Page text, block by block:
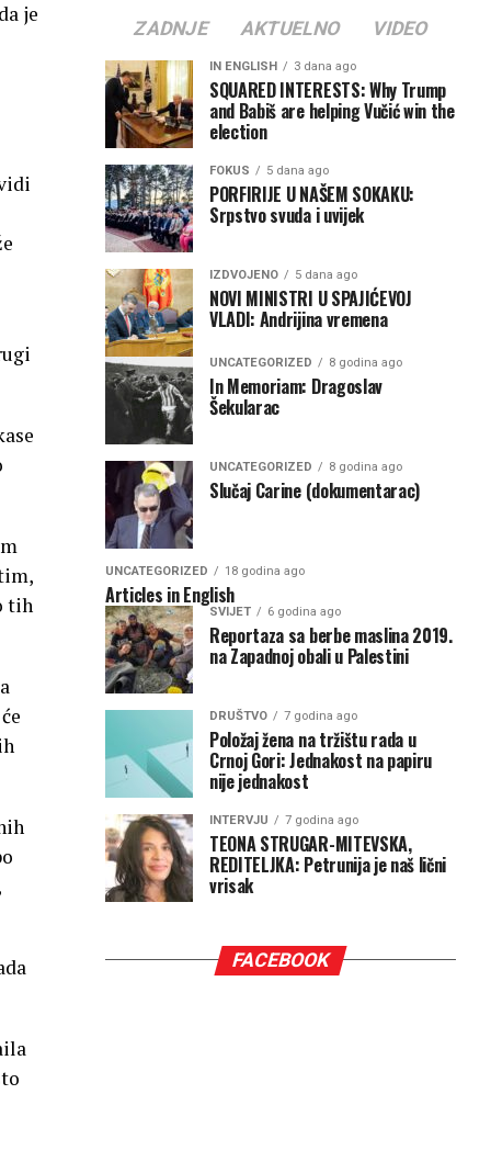
je
tih
ZADNJE AKTUELNO VIDEO
IN ENGLISH 3 dana ago
SQUARED INTERESTS: Why Trump
and Babiš are helping Vučić win the
election
FOKUS 5 dana ago
PORFIRIJE U NAŠEM SOKAKU:
Srpstvo svuda i uvijek
IZDVOJENO 5 dana ago
NOVI MINISTRI U SPAJIĆEVOJ
VLADI: Andrijina vremena
UNCATEGORIZED 8 godina ago
In Memoriam: Dragoslav
Šekularac
UNCATEGORIZED 8 godina ago
Slučaj Carine (dokumentarac)
UNCATEGORIZED 18 godina ago
Articles in English
SVIJET 6 godina ago
Reportaza sa berbe maslina 2019.
na Zapadnoj obali u Palestini
DRUŠTVO 7 godina ago
Položaj žena na tržištu rada u
Crnoj Gori: Jednakost na papiru
nije jednakost
INTERVJU 7 godina ago
TEONA STRUGAR-MITEVSKA,
REDITELJKA: Petrunija je naš lični
vrisak
FACEBOOK